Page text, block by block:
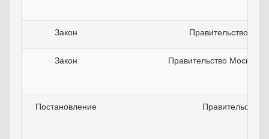
Закон Правительство г.
Закон Правительство
Постановление Правительство